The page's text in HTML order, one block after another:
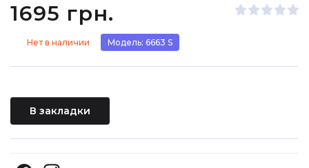
1695 грн.
Нет в наличии Модель: 6663 S
В закладки